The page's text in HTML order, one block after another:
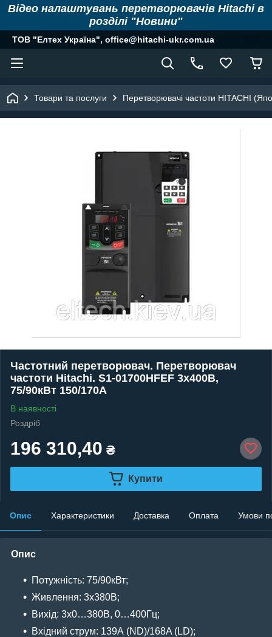
Відео налаштувань перетворювачів Hitachi в
розділі "Новини"
ТОВ "Елтех Україна", office@hitachi-ukr.com.ua
Товари та послуги Перетворювачі частоти HITACHI
Частотний перетворювач. Перетворювач
частоти Hitachi. S1-01700HFEF 3х400В,
75/90кВт 150/170А
В наявності
Роздріб
196 310,40 ₴
Купити
Опис Характеристики Доставка Оплата Умови
Опис
Потужність: 75/90кВт;
Живлення: 3х380В;
Вихід: 3х0…380B, 0…400Гц;
Вхідний струм: 139А (ND)/168A (LD);